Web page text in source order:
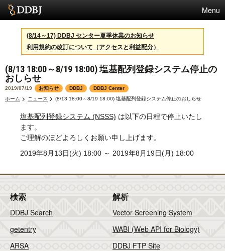
Menu
サービス
スパコン
統計
活動
利用規約
(8/14～17) DDBJ センター夏季休業のお知らせ
利用規約の改訂について（アクセスと利益配分）
(8/13 18:00～8/19 18:00) 塩基配列登録システム停止の
おしらせ
2019/07/19 お知らせ DDBJ
DDBJ Center
ホーム
ニュース (8/13 18:00～8/19 18:00) 塩基配列登録システム停止のおしらせ
塩基配列登録システム (NSSS) は以下の日程で停止いたし
ます。
ご理解のほどよろしくお願い申し上げます。
2019年8月13日(火) 18:00 ～ 2019年8月19日(月) 18:00
検索
DDBJ Search
getentry
ARSA
解析
Vector Screening System
WABI (Web API for Biology)
DDBJ FTP Site